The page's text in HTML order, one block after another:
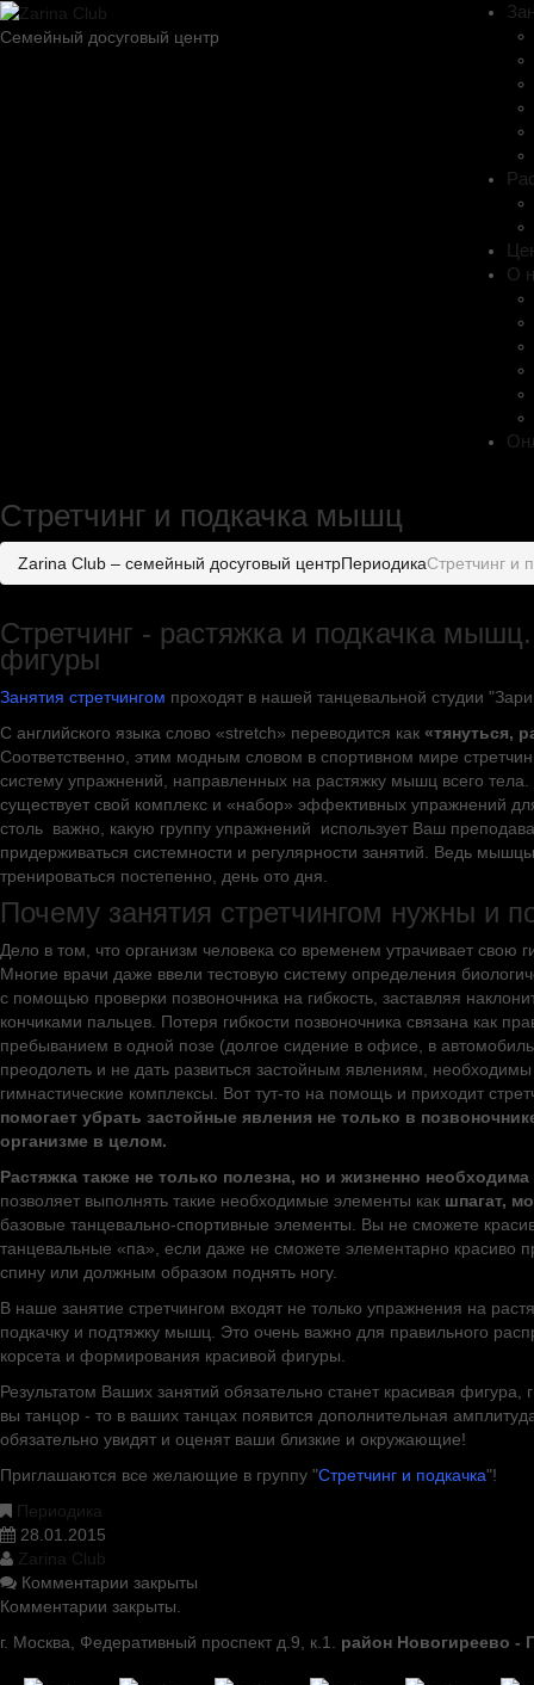
Семейный досуговый центр
О
Стретчинг и подкачка мышц
Zarina Club – семейный досуговый центрПериодикаСтретчинг и
Стретчинг - растяжка и подкачка
фигуры
Занятия стретчингом проходят в нашей танцевальной студии
С английского языка слово «stretch» переводится как «тянуться,
Соответственно, этим модным словом в спортивном мире
систему упражнений, направленных на растяжку мышц всего тела.
существует свой комплекс и «набор» эффективных упражнений
столь важно, какую группу упражнений использует Ваш
придерживаться системности и регулярности занятий. Ведь
тренироваться постепенно, день ото дня.
Почему занятия стретчингом нужны и
Дело в том, что организм человека со временем утрачивает свою
Многие врачи даже ввели тестовую систему определения
с помощью проверки позвоночника на гибкость, заставляя
кончиками пальцев. Потеря гибкости позвоночника связана как
пребыванием в одной позе (долгое сидение в офисе, в
преодолеть и не дать развиться застойным явлениям,
гимнастические комплексы. Вот тут-то на помощь и приходит
помогает убрать застойные явления не только в
организме в целом.
Растяжка также не только полезна, но и жизненно
позволяет выполнять такие необходимые элементы как шпагат,
базовые танцевально-спортивные элементы. Вы не сможете
танцевальные «па», если даже не сможете элементарно красиво
спину или должным образом поднять ногу.
В наше занятие стретчингом входят не только упражнения на
подкачку и подтяжку мышц. Это очень важно для правильного
корсета и формирования красивой фигуры.
Результатом Ваших занятий обязательно станет красивая фигура,
вы танцор - то в ваших танцах появится дополнительная
обязательно увидят и оценят ваши близкие и окружающие!
Приглашаются все желающие в группу "Стретчинг и подкачка"!
Периодика
28.01.2015
Zarina Club
Комментарии закрыты
Комментарии закрыты.
г. Москва, Федеративный проспект д.9, к.1. район Новогиреево -